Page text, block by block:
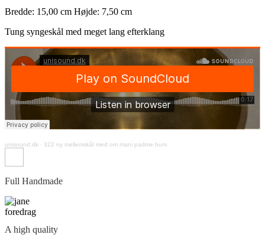
Bredde: 15,00 cm Højde: 7,50 cm
Tung syngeskål med meget lang efterklang
unisound.dk · 322 ny mellemskål med om mani padme hum
Full Handmade
A high quality